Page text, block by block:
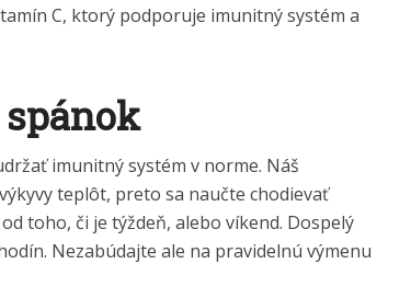
C, ktorý podporuje imunitný systém a
imunitný systém v norme. Náš
teplôt, preto sa naučte chodievať
toho, či je týždeň, alebo víkend. Dospelý
Nezabúdajte ale na pravidelnú výmenu